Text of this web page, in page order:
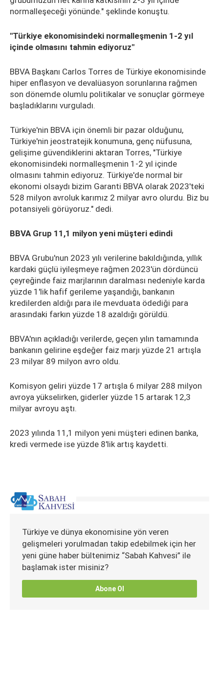
normalleşeceği yönünde." şeklinde konuştu.
"Türkiye ekonomisindeki normalleşmenin 1-2 yıl
içinde olmasını tahmin ediyoruz"
BBVA Başkanı Carlos Torres de Türkiye ekonomisinde
hiper enflasyon ve devalüasyon sorunlarına rağmen
son dönemde olumlu politikalar ve sonuçlar görmeye
başladıklarını vurguladı.
Türkiye'nin BBVA için önemli bir pazar olduğunu,
Türkiye'nin jeostratejik konumuna, genç nüfusuna,
gelişime güvendiklerini aktaran Torres, "Türkiye
ekonomisindeki normalleşmenin 1-2 yıl içinde
olmasını tahmin ediyoruz. Türkiye'de normal bir
ekonomi olsaydı bizim Garanti BBVA olarak 2023'teki
528 milyon avroluk karımız 2 milyar avro olurdu. Biz bu
potansiyeli görüyoruz." dedi.
BBVA Grup 11,1 milyon yeni müşteri edindi
BBVA Grubu'nun 2023 yılı verilerine bakıldığında, yıllık
kardaki güçlü iyileşmeye rağmen 2023'ün dördüncü
çeyreğinde faiz marjlarının daralması nedeniyle karda
yüzde 1'lik hafif gerileme yaşandığı, bankanın
kredilerden aldığı para ile mevduata ödediği para
arasındaki farkın yüzde 18 azaldığı görüldü.
BBVA'nın açıkladığı verilerde, geçen yılın tamamında
bankanın gelirine eşdeğer faiz marjı yüzde 21 artışla
23 milyar 89 milyon avro oldu.
Komisyon geliri yüzde 17 artışla 6 milyar 288 milyon
avroya yükselirken, giderler yüzde 15 artarak 12,3
milyar avroyu aştı.
2023 yılında 11,1 milyon yeni müşteri edinen banka,
kredi vermede ise yüzde 8'lik artış kaydetti.
Türkiye ve dünya ekonomisine yön veren
gelişmeleri yorulmadan takip edebilmek için her
yeni güne haber bültenimiz “Sabah Kahvesi” ile
başlamak ister misiniz?
Abone Ol